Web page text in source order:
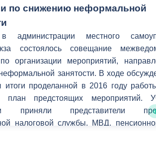
по снижению неформальной
администрации местного
состоялось совещание
организации мероприятий,
занятости. В ходе
итоги проделанной в 2016 году
план предстоящих мероприятий.
приняли представители
налоговой службы, МВД,